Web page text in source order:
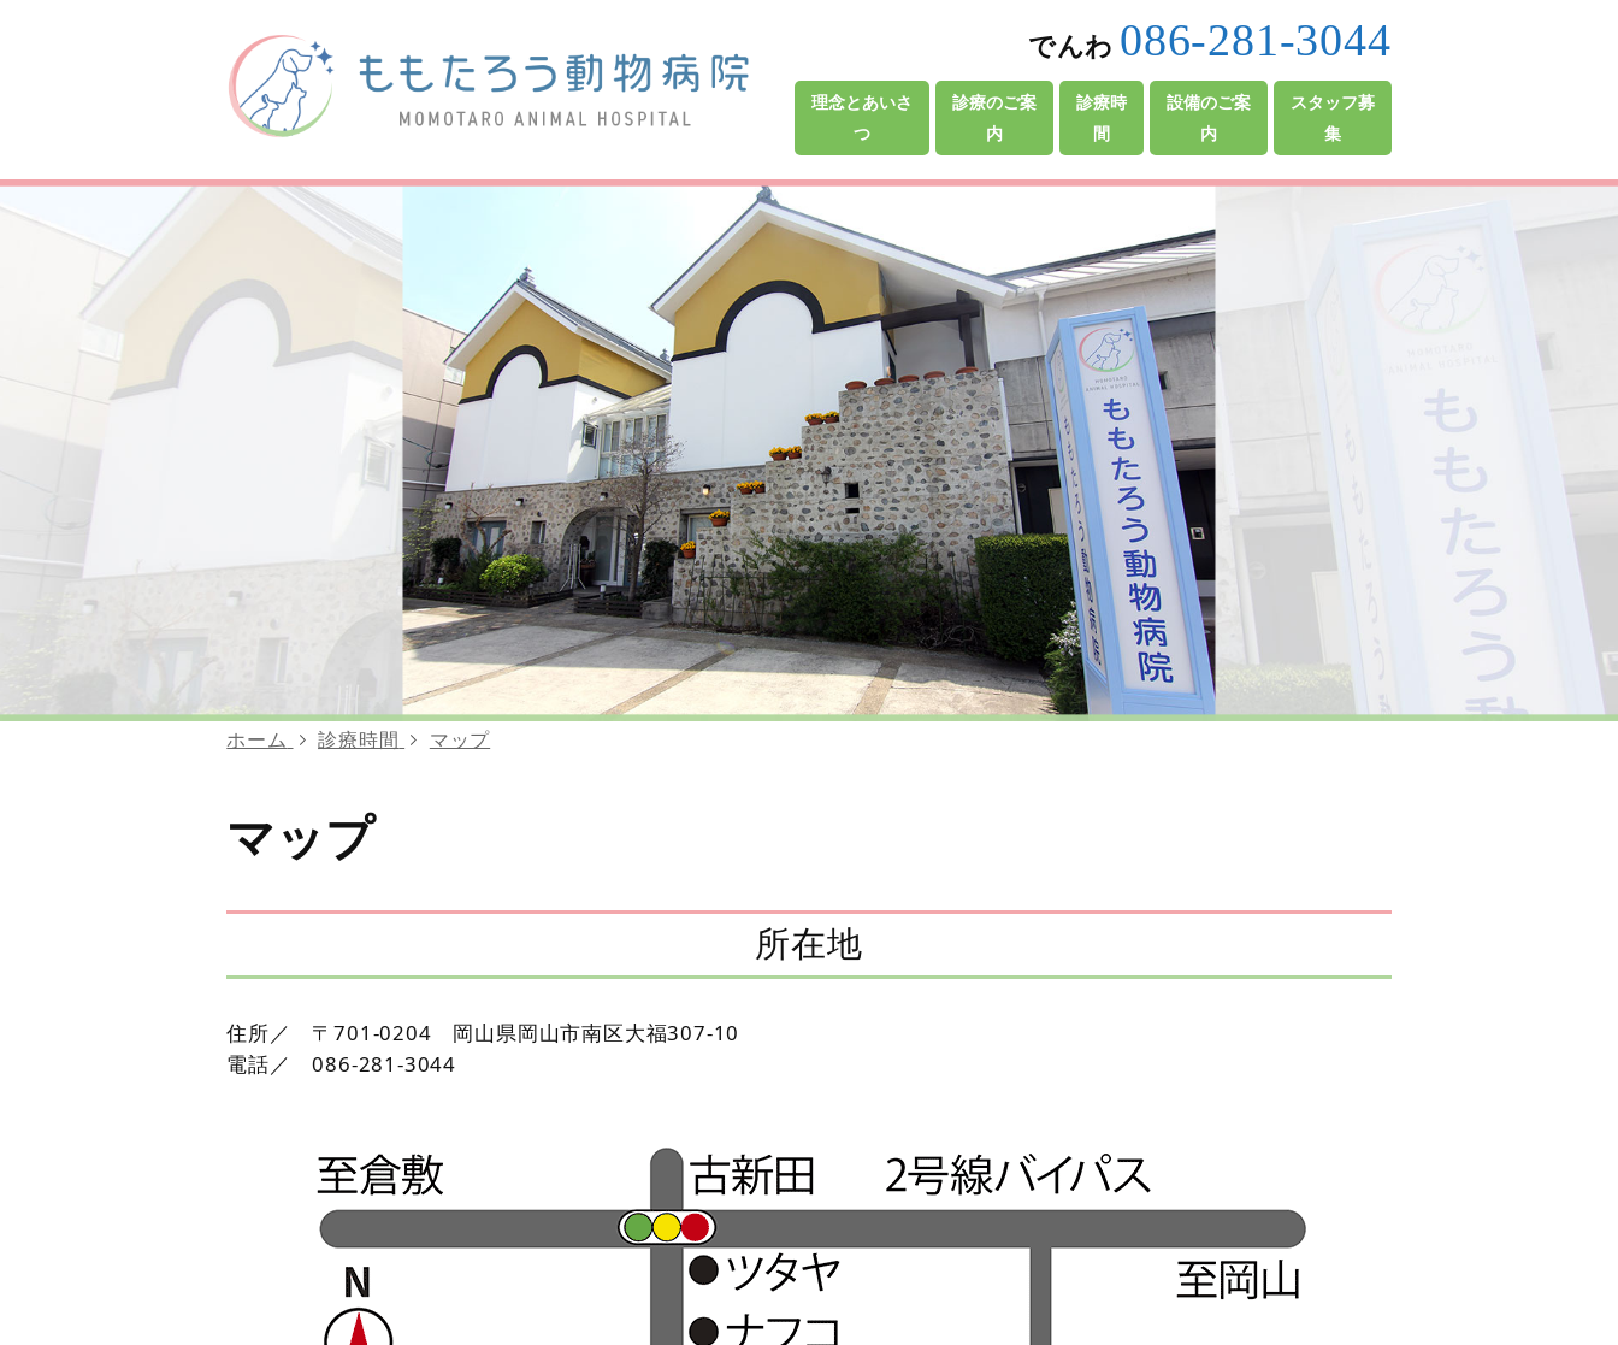
でんわ 086-281-3044
理念とあいさ
つ
診療のご案
内
診療時
間
設備のご案
内
スタッフ募
集
ホーム 診療時間 マップ
マップ
所在地
住所／ 〒701-0204 岡山県岡山市南区大福307-10
電話／ 086-281-3044